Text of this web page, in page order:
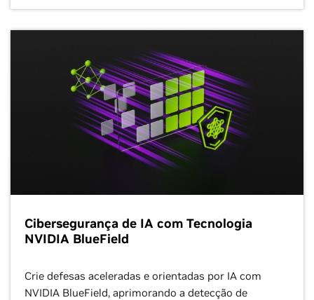
Cibersegurança de IA com Tecnologia
NVIDIA BlueField
Crie defesas aceleradas e orientadas por IA com
NVIDIA BlueField, aprimorando a detecção de